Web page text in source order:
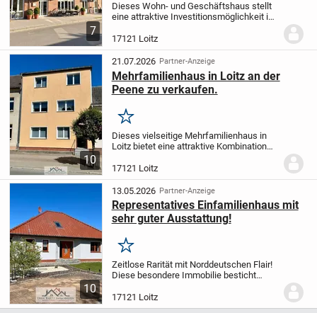
7
Dieses Wohn- und Geschäftshaus stellt
eine attraktive Investitionsmöglichkeit im
umfasst insgesamt 19 Einheiten und
generiert derzeit eine jährliche
Gesamtkaltmiet...
17121 Loitz
10
21.07.2026 Partner-Anzeige
Mehrfamilienhaus in Loitz an der
Peene zu verkaufen.
Merken
Dieses vielseitige Mehrfamilienhaus in
Loitz bietet eine attraktive Kombination
großzügigen Nutzflächen. Das Objekt
verfügt über insgesamt drei
Wohneinheiten, von denen...
17121 Loitz
10
13.05.2026 Partner-Anzeige
Representatives Einfamilienhaus mit
sehr guter Ausstattung!
Merken
Zeitlose Rarität mit Norddeutschen Flair!
Diese besondere Immobilie besticht
Peenestroms. Das Haus und die
Aufteilung wird Sie begeistern! Im Jahr
17121 Loitz